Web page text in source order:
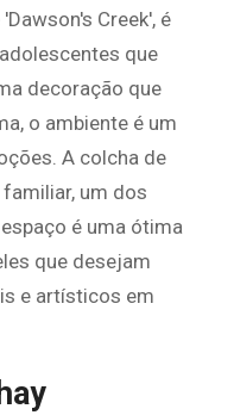
Creek', é
que
decoração que
o ambiente é um
A colcha de
um dos
é uma ótima
que desejam
e artísticos em